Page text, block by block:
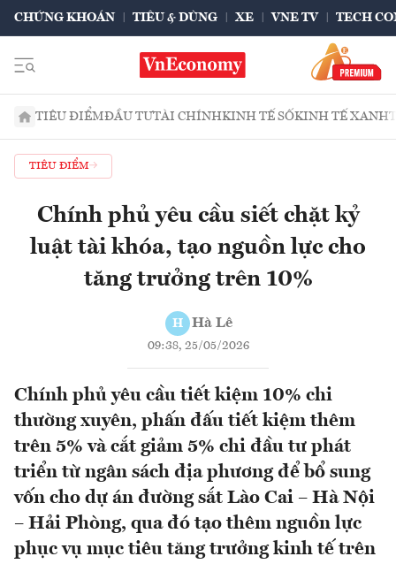
CHỨNG KHOÁN TIÊU & DÙNG XE VNE TV TECH
TIÊU ĐIỂMĐẦU TƯTÀI CHÍNHKINH TẾ SỐKINH TẾ XANH
TIÊU ĐIỂM
Chính phủ yêu cầu siết chặt kỷ
luật tài khóa, tạo nguồn lực cho
tăng trưởng trên 10%
H Hà Lê
09:38, 25/05/2026
Chính phủ yêu cầu tiết kiệm 10% chi
thường xuyên, phấn đấu tiết kiệm thêm
trên 5% và cắt giảm 5% chi đầu tư phát
triển từ ngân sách địa phương để bổ sung
vốn cho dự án đường sắt Lào Cai – Hà Nội
– Hải Phòng, qua đó tạo thêm nguồn lực
phục vụ mục tiêu tăng trưởng kinh tế trên